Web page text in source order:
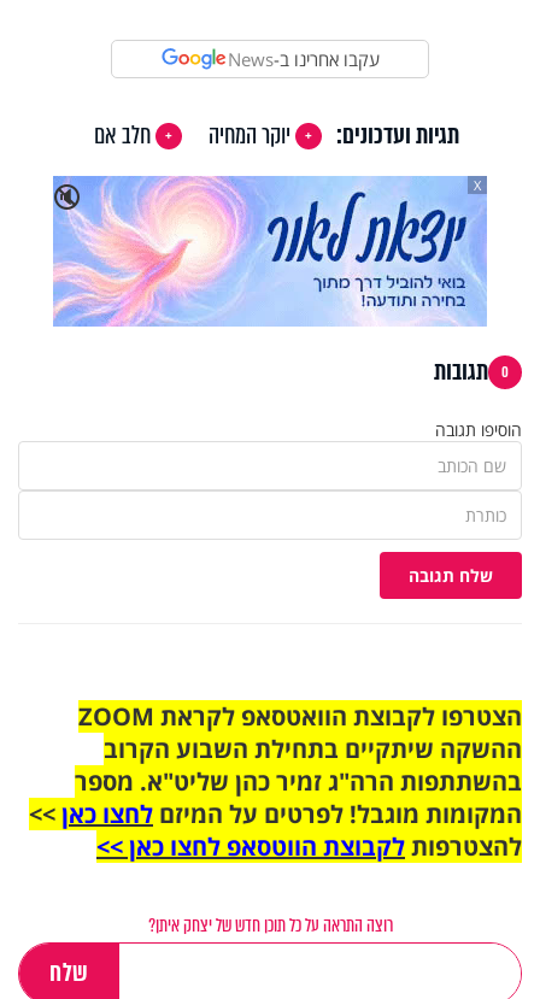
עקבו אחרינו ב-News
תגיות ועדכונים: יוקר המחיה
חלב אם
🔇
X
0 תגובות
הוסיפו תגובה
שלח תגובה
הצטרפו לקבוצת הוואטסאפ לקראת ZOOM
ההשקה שיתקיים בתחילת השבוע הקרוב
בהשתתפות הרה"ג זמיר כהן שליט"א. מספר
המקומות מוגבל! לפרטים על המיזם לחצו כאן>>
להצטרפותלקבוצת הווטסאפ לחצו כאן >>
רוצה התראה על כל תוכן חדש של יצחק איתן?